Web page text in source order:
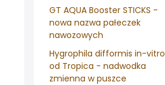
GT AQUA Booster STICKS -
nowa nazwa pałeczek
nawozowych
Hygrophila difformis in-vitro
od Tropica - nadwodka
zmienna w puszce